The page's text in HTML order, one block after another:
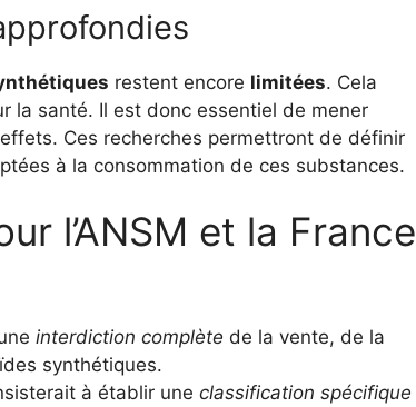
restent encore limitées. Cela
la santé. Il est donc essentiel de mener
Ces recherches permettront de définir
à la consommation de ces substances.
l’ANSM et la France
interdiction complète de la vente, de la
synthétiques.
à établir une classification spécifique